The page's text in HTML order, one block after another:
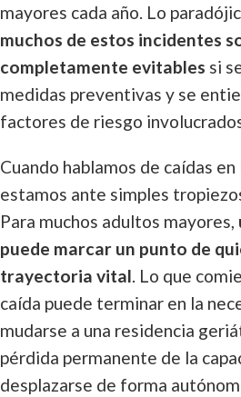
mayores cada año. Lo
muchos de estos incidentes
completamente evitables si
medidas preventivas y se
factores de riesgo
Cuando hablamos de caídas en
estamos ante simples
Para muchos adultos mayores,
puede marcar un punto de
trayectoria vital. Lo que
caída puede terminar en la
mudarse a una residencia
pérdida permanente de la
desplazarse de forma